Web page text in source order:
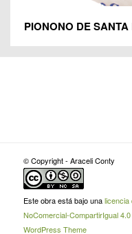
PIONONO DE SANTA
© Copyright - Araceli Conty
Este obra está bajo unalicencia
NoComercial-CompartirIgual
WordPress Theme